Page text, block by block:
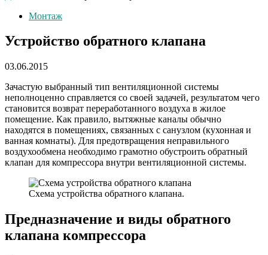
Монтаж
Устройство обратного клапана
03.06.2015
Зачастую выбранный тип вентиляционной системы
неполноценно справляется со своей задачей, результатом чего
становится возврат переработанного воздуха в жилое
помещение. Как правило, вытяжные каналы обычно
находятся в помещениях, связанных с санузлом (кухонная и
ванная комнаты). Для предотвращения неправильного
воздухообмена необходимо грамотно обустроить обратный
клапан для компрессора внутри вентиляционной системы.
Схема устройства обратного клапана.
Предназначение и виды обратного
клапана компрессора